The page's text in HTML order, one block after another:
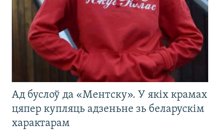
Ад буслоў да «Ментску». У якіх крамах
цяпер купляць адзеньне зь беларускім
характарам